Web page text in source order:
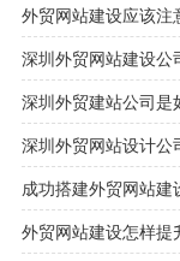
外贸网站建设应该注
深圳外贸网站建设公
深圳外贸建站公司是
深圳外贸网站设计公
成功搭建外贸网站建
外贸网站建设怎样提